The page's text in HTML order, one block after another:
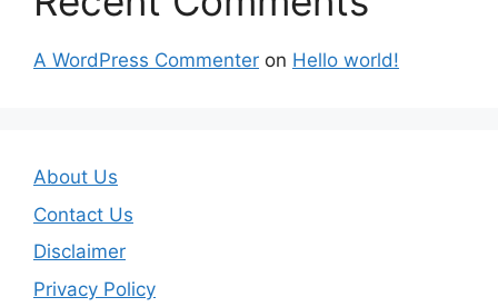
A WordPress Commenter on Hello world!
About Us
Contact Us
Disclaimer
Privacy Policy